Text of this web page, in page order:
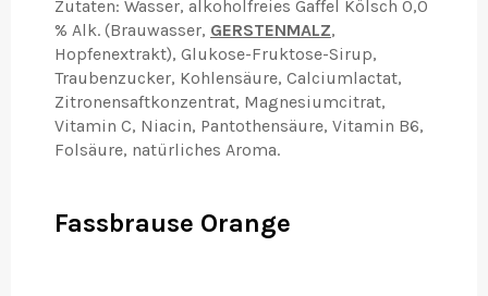
Zutaten: Wasser, alkoholfreies Gaffel Kölsch 0,0
% Alk. (Brauwasser, GERSTENMALZ,
Hopfenextrakt), Glukose-Fruktose-Sirup,
Traubenzucker, Kohlensäure, Calciumlactat,
Zitronensaftkonzentrat, Magnesiumcitrat,
Vitamin C, Niacin, Pantothensäure, Vitamin B6,
Folsäure, natürliches Aroma.
Fassbrause Orange